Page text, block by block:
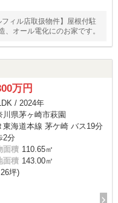
ィル店取扱物件】屋根付駐
オール電化にのお家です。
万円
/ 2024年
川県茅ヶ崎市萩園
東海道本線 茅ケ崎 バス19分
2分
面積 110.65㎡
面積 143.00㎡
坪)